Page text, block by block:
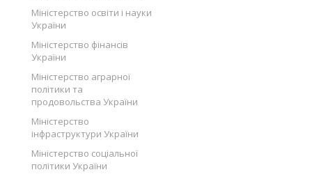
Міністерство освіти і науки
України
Міністерство фінансів
України
Міністерство аграрної
політики та
продовольства України
Міністерство
інфраструктури України
Міністерство соціальної
політики України